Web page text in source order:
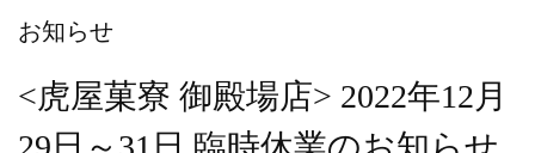
お知らせ
<虎屋菓寮 御殿場店> 2022年12月